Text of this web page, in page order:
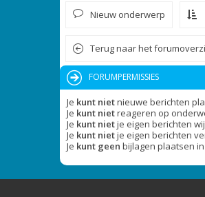
Nieuw onderwerp
Terug naar het
FORUMPERMISSIES
Je kunt nietnieuwe berichten
Je kunt nietreageren op
Je kunt nietje eigen berichten
Je kunt nietje eigen berichten
Je kunt geen bijlagen plaatsen